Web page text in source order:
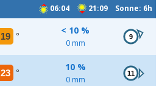
06:04 21:09 Sonne: 6h
19 °
< 10 %
0 mm
9
23 °
10 %
0 mm
11